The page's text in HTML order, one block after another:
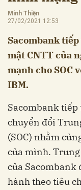
Minh Thiện
27/02/2021 12:53
Sacombank
mật CNTT của
mạnh cho SOC
IBM.
Sacombank tiếp
chuyển đổi
(SOC) nhằm
của mình.
của Sacombank
hành theo tiêu